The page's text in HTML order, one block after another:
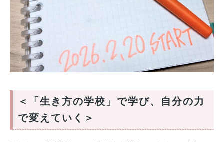
＜「生き方の学校」で学び、自分の力
で変えていく＞